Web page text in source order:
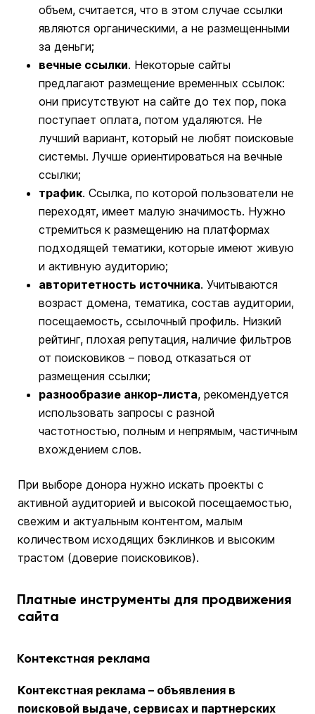
объем, считается, что в этом случае ссылки
являются органическими, а не размещенными
за деньги;
вечные ссылки. Некоторые сайты
предлагают размещение временных ссылок:
они присутствуют на сайте до тех пор, пока
поступает оплата, потом удаляются. Не
лучший вариант, который не любят поисковые
системы. Лучше ориентироваться на вечные
ссылки;
трафик. Ссылка, по которой пользователи не
переходят, имеет малую значимость. Нужно
стремиться к размещению на платформах
подходящей тематики, которые имеют живую
и активную аудиторию;
авторитетность источника. Учитываются
возраст домена, тематика, состав аудитории,
посещаемость, ссылочный профиль. Низкий
рейтинг, плохая репутация, наличие фильтров
от поисковиков – повод отказаться от
размещения ссылки;
разнообразие анкор-листа, рекомендуется
использовать запросы с разной
частотностью, полным и непрямым, частичным
вхождением слов.
При выборе донора нужно искать проекты с
активной аудиторией и высокой посещаемостью,
свежим и актуальным контентом, малым
количеством исходящих бэклинков и высоким
трастом (доверие поисковиков).
Платные инструменты для продвижения
сайта
Контекстная реклама
Контекстная реклама – объявления в
поисковой выдаче, сервисах и партнерских